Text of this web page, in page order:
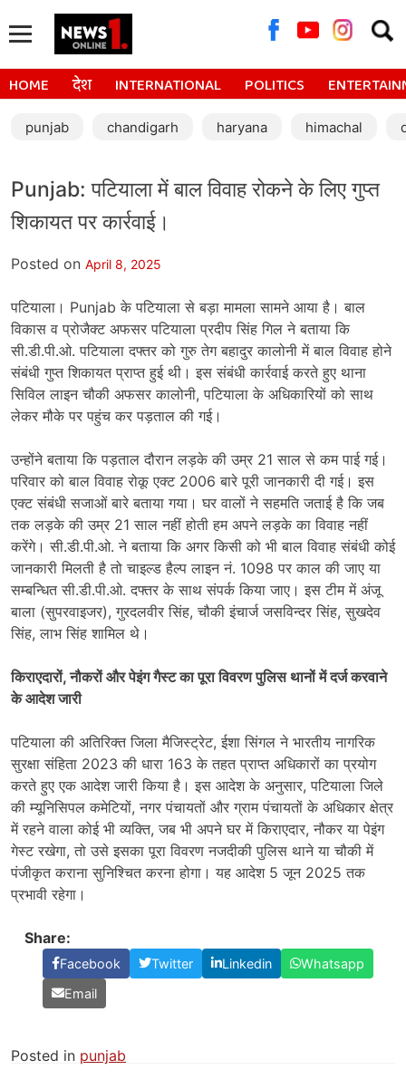
for:
HOME देश INTERNATIONAL POLITICS
punjab chandigarh haryana himachal
Punjab: पटियाला में बाल विवाह रोकने के लिए गुप्त
शिकायत पर कार्रवाई।
Posted on April 8, 2025
पटियाला। Punjab के पटियाला से बड़ा मामला सामने आया है। बाल
विकास व प्रोजैक्ट अफसर पटियाला प्रदीप सिंह गिल ने बताया कि
सी.डी.पी.ओ. पटियाला दफ्तर को गुरु तेग बहादुर कालोनी में बाल विवाह होने
संबंधी गुप्त शिकायत प्राप्त हुई थी। इस संबंधी कार्रवाई करते हुए थाना
सिविल लाइन चौकी अफसर कालोनी, पटियाला के अधिकारियों को साथ
लेकर मौके पर पहुंच कर पड़ताल की गई।
उन्होंने बताया कि पड़ताल दौरान लड़के की उम्र 21 साल से कम पाई गई।
परिवार को बाल विवाह रोकू एक्ट 2006 बारे पूरी जानकारी दी गई। इस
एक्ट संबंधी सजाओं बारे बताया गया। घर वालों ने सहमति जताई है कि जब
तक लड़के की उम्र 21 साल नहीं होती हम अपने लड़के का विवाह नहीं
करेंगे। सी.डी.पी.ओ. ने बताया कि अगर किसी को भी बाल विवाह संबंधी कोई
जानकारी मिलती है तो चाइल्ड हैल्प लाइन नं. 1098 पर काल की जाए या
सम्बन्धित सी.डी.पी.ओ. दफ्तर के साथ संपर्क किया जाए। इस टीम में अंजू
बाला (सुपरवाइजर), गुरदलवीर सिंह, चौकी इंचार्ज जसविन्दर सिंह, सुखदेव
सिंह, लाभ सिंह शामिल थे।
किराएदारों, नौकरों और पेइंग गैस्ट का पूरा विवरण पुलिस थानों में दर्ज करवाने
के आदेश जारी
पटियाला की अतिरिक्त जिला मैजिस्ट्रेट, ईशा सिंगल ने भारतीय नागरिक
सुरक्षा संहिता 2023 की धारा 163 के तहत प्राप्त अधिकारों का प्रयोग
करते हुए एक आदेश जारी किया है। इस आदेश के अनुसार, पटियाला जिले
की म्यूनिसिपल कमेटियों, नगर पंचायतों और ग्राम पंचायतों के अधिकार क्षेत्र
में रहने वाला कोई भी व्यक्ति, जब भी अपने घर में किराएदार, नौकर या पेइंग
गेस्ट रखेगा, तो उसे इसका पूरा विवरण नजदीकी पुलिस थाने या चौकी में
पंजीकृत कराना सुनिश्चित करना होगा। यह आदेश 5 जून 2025 तक
प्रभावी रहेगा।
Share:
Facebook Twitter Linkedin
Whatsapp
Email
Posted in punjab